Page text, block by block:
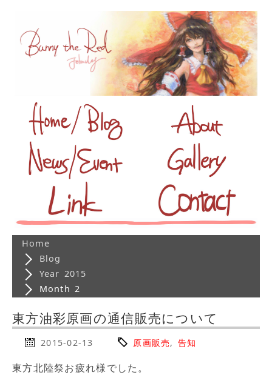
Home
Blog
Year 2015
Month 2
東方油彩原画の通信販売について
2015-02-13 原画販売, 告知
東方北陸祭お疲れ様でした。